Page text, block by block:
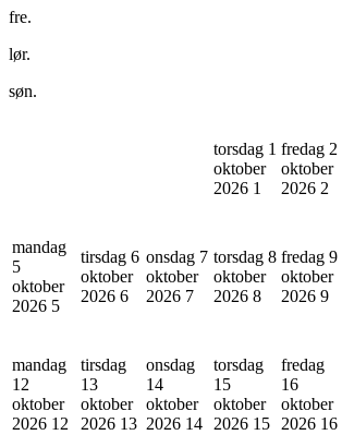
fre.
lør.
søn.
torsdag 1
oktober
2026 1
fredag 2
oktober
2026 2
mandag
5
oktober
2026 5
tirsdag 6
oktober
2026 6
onsdag 7
oktober
2026 7
torsdag 8
oktober
2026 8
fredag 9
oktober
2026 9
mandag
12
oktober
2026 12
tirsdag
13
oktober
2026 13
onsdag
14
oktober
2026 14
torsdag
15
oktober
2026 15
fredag
16
oktober
2026 16